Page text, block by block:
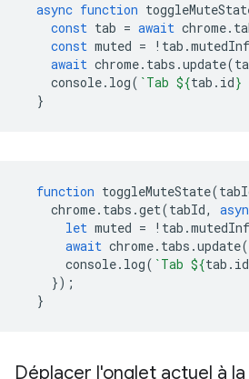
async function
const tab = await chrome.
const muted = ! tab .
await chrome. tabs .update(
console. log( `Tab ${tab . id}
}
function toggleMuteState(
chrome. tabs .get(tabId,
let muted = ! tab .
await chrome. tabs .update(
console. log( `Tab ${tab . id
});
}
Déplacer l'onglet actuel à